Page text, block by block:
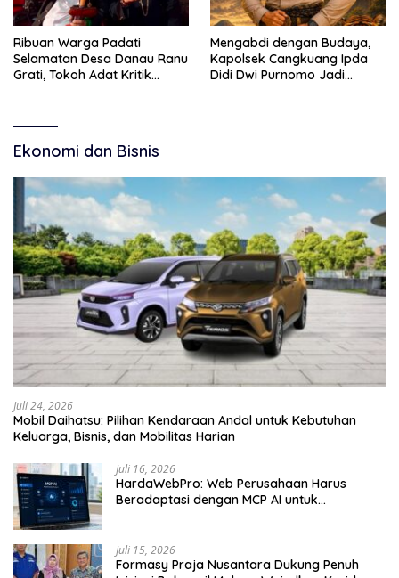
Ribuan Warga Padati
Selamatan Desa Danau Ranu
Grati, Tokoh Adat Kritik
Mengabdi dengan Budaya,
Kapolsek Cangkuang Ipda
Didi Dwi Purnomo Jadi
Ekonomi dan Bisnis
Juli 24, 2026
Mobil Daihatsu: Pilihan Kendaraan Andal untuk Kebutuhan
Keluarga, Bisnis, dan Mobilitas Harian
Juli 16, 2026
HardaWebPro: Web Perusahaan Harus
Beradaptasi dengan MCP AI untuk
Juli 15, 2026
Formasy Praja Nusantara Dukung Penuh